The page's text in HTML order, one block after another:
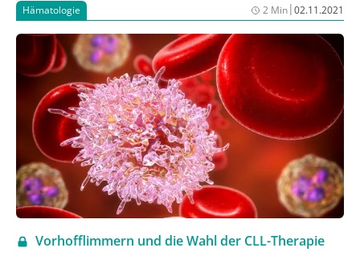
Hämatologie 2 Min|02.11.2021
Vorhofflimmern und die Wahl der CLL-Therapie